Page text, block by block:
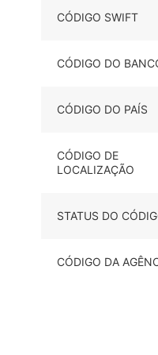
CÓDIGO SWIFT
CÓDIGO DO
CÓDIGO DO PAÍS
CÓDIGO DE
LOCALIZAÇÃO
STATUS DO
CÓDIGO DA